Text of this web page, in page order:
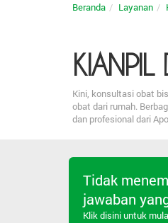
Beranda Layanan
Kini, konsultasi obat
obat dari rumah.
dan profesional dari
Tidak
jawaban
Klik disini untuk